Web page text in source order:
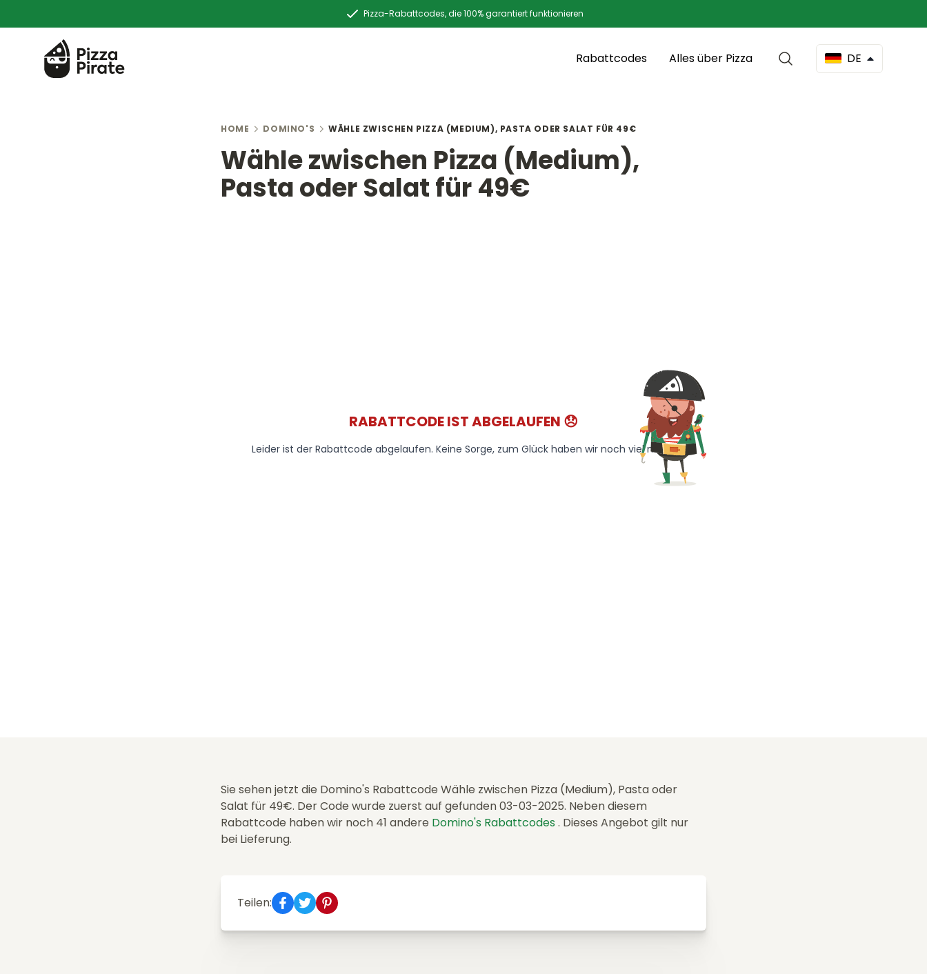
Pizza-Rabattcodes, die 100% garantiert funktionieren
Rabattcodes Alles über Pizza DE
HOME DOMINO'S WÄHLE ZWISCHEN PIZZA (MEDIUM), PASTA ODER SALAT FÜR 49€
Wähle zwischen Pizza (Medium),
Pasta oder Salat für 49€
RABATTCODE IST ABGELAUFEN 😞
Leider ist der Rabattcode abgelaufen. Keine Sorge, zum Glück haben wir noch viel mehr!
Sie sehen jetzt die Domino's Rabattcode Wähle zwischen Pizza (Medium), Pasta oder
Salat für 49€. Der Code wurde zuerst auf gefunden 03-03-2025. Neben diesem
Rabattcode haben wir noch 41 andere Domino's Rabattcodes . Dieses Angebot gilt nur
bei Lieferung.
Teilen: